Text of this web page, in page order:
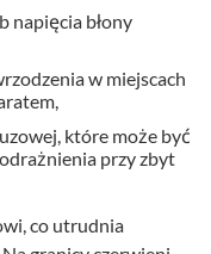
napięcia błony
w miejscach
które może być
przy zbyt
co utrudnia